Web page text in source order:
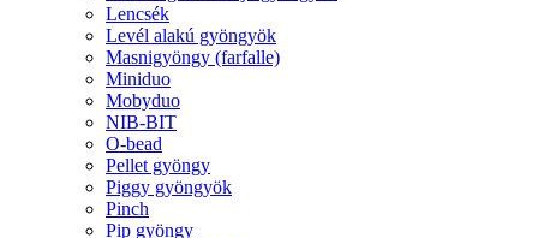
Lencsék
Levél alakú gyöngyök
Masnigyöngy (farfalle)
Miniduo
Mobyduo
NIB-BIT
O-bead
Pellet gyöngy
Piggy gyöngyök
Pinch
Pip gyöngy